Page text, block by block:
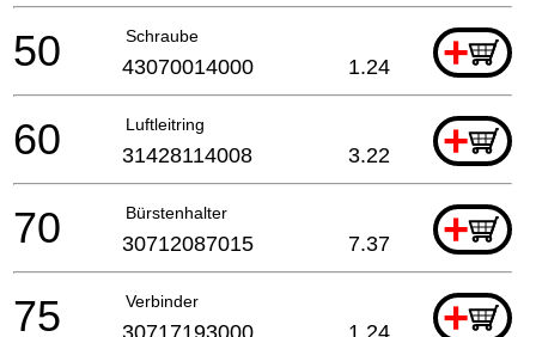
Schraube +
50 43070014000 1.24
Luftleitring +
60 31428114008 3.22
Bürstenhalter +
70 30712087015 7.37
Verbinder +
75 30717193000 1.24